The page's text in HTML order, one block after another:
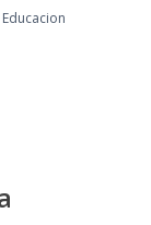
Educacion